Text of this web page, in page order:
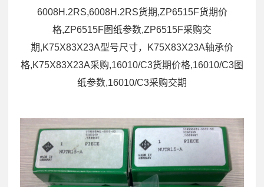
6008H.2RS,6008H.2RS货期,ZP6515F货期价
格,ZP6515F图纸参数,ZP6515F采购交
期,K75X83X23A型号尺寸，K75X83X23A轴承价
格,K75X83X23A采购,16010/C3货期价格,16010/C3图
纸参数,16010/C3采购交期